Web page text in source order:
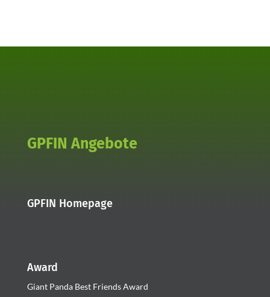
GPFIN Angebote
GPFIN Homepage
Award
Giant Panda Best Friends Award